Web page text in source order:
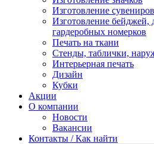
Изготовление сувениров
Изготовление бейджей,
гардеробных номерков
Печать на ткани
Стенды, таблички,
Интерьерная печать
Дизайн
Кубки
Акции
О компании
Новости
Вакансии
Контакты / Как найти